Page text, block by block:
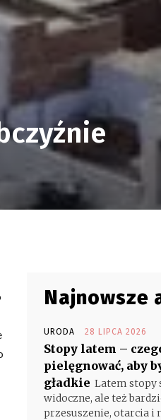
Najnowsze
URODA 28 LIPCA 2026
Stopy latem –
pielęgnować, aby
gładkie Latem stopy
widoczne, ale też
przesuszenie, otarcia i